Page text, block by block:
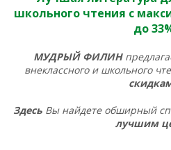
школьного чтения с
до
МУДРЫЙ ФИЛИН
внеклассного и школьного
ЗдесьВы найдете обширный
лучшим